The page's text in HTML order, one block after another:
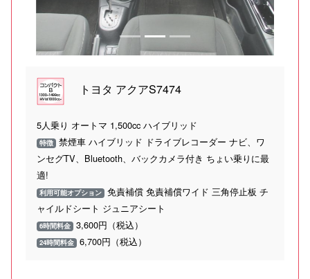
トヨタ アクアS7474
5人乗り オートマ 1,500cc ハイブリッド
特徴 禁煙車 ハイブリッド ドライブレコーダー ナビ、ワ
ンセグTV、Bluetooth、バックカメラ付き ちょい乗りに最
適!
利用可能オプション 免責補償 免責補償ワイド 三角停止板 チ
ャイルドシート ジュニアシート
6時間料金 3,600円（税込）
24時間料金 6,700円（税込）